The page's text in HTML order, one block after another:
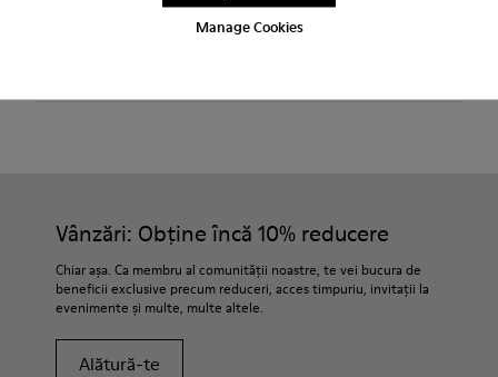
Manage Cookies
Vânzări: Obține încă 10% reducere
Chiar așa. Ca membru al comunității noastre, te vei bucura de
beneficii exclusive precum reduceri, acces timpuriu, invitații la
evenimente și multe, multe altele.
Alătură-te